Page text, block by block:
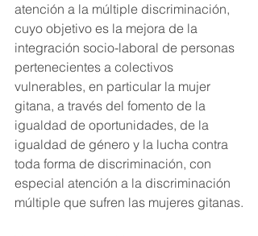
atención a la múltiple discriminación,
cuyo objetivo es la mejora de la
integración socio-laboral de personas
pertenecientes a colectivos
vulnerables, en particular la mujer
gitana, a través del fomento de la
igualdad de oportunidades, de la
igualdad de género y la lucha contra
toda forma de discriminación, con
especial atención a la discriminación
múltiple que sufren las mujeres gitanas.